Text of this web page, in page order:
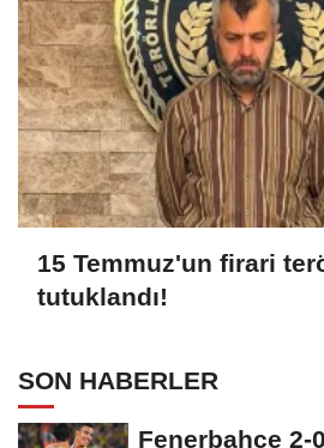
15 Temmuz'un firari
tutuklandı!
SON HABERLER
Fenerbahçe 2-